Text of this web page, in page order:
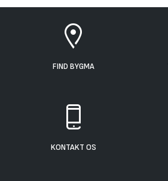
FIND BYGMA
KONTAKT OS